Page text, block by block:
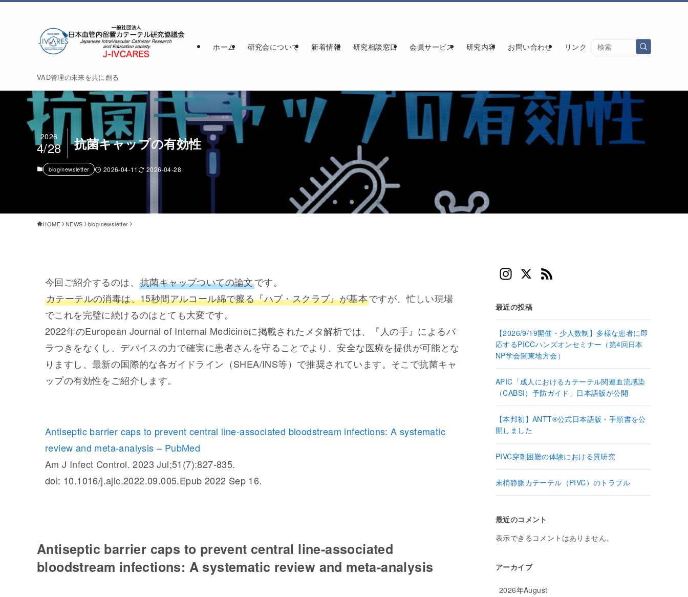
VAD管理の未来を共に創る
ホーム 研究会について 新着情報 研究相談窓口 会員サービス 研究内容 お問い合わせ リンク
抗菌キャップの有効性
2026
4/28
blog/newsletter 2026-04-11 2026-04-28
HOME NEWS blog/newsletter
今回ご紹介するのは、 抗菌キャップついての論文です。
カテーテルの消毒は、15秒間アルコール綿で擦る『ハブ・スクラブ』が基本ですが、忙しい現場
でこれを完璧に続けるのはとても大変です。
2022年のEuropean Journal of Internal Medicineに掲載されたメタ解析では、『人の手』によるバ
ラつきをなくし、デバイスの力で確実に患者さんを守ることでより、安全な医療を提供が可能とな
りますし、最新の国際的な各ガイドライン（SHEA/INS等）で推奨されています。そこで抗菌キャ
ップの有効性をご紹介します。
Antiseptic barrier caps to prevent central line-associated bloodstream infections: A systematic
review and meta-analysis – PubMed
Am J Infect Control. 2023 Jul;51(7):827-835.
doi: 10.1016/j.ajic.2022.09.005.Epub 2022 Sep 16.
Antiseptic barrier caps to prevent central line-associated
bloodstream infections: A systematic review and meta-analysis
In
a
gr
a
m
X
d
最近の投稿
【2026/9/19開催・少人数制】多様な患者に即
応するPICCハンズオンセミナー（第4回日本
NP学会関東地方会）
APIC「成人におけるカテーテル関連血流感染
（CABSI）予防ガイド」日本語版が公開
【本邦初】ANTT®公式日本語版・手順書を公
開しました
PIVC穿刺困難の体験における質研究
末梢静脈カテーテル（PIVC）のトラブル
最近のコメント
表示できるコメントはありません。
アーカイブ
2026年August